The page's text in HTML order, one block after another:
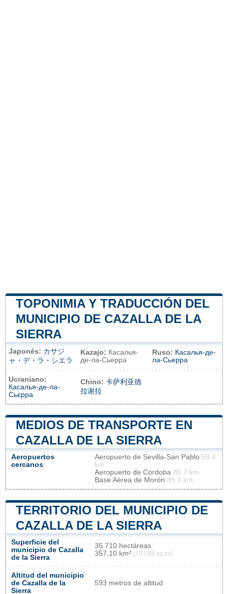
TOPONIMIA Y TRADUCCIÓN DEL
MUNICIPIO DE CAZALLA DE LA
SIERRA
Japonés: カサジ
ャ・デ・ラ・シエラ
Kazajo: Касалья-
де-ла-Сьерра
Ruso: Касалья-де-
ла-Сьерра
Ucraniano:
Касалья-де-ла-
Сьєрра
Chino: 卡萨利亚德
拉谢拉
MEDIOS DE TRANSPORTE EN
CAZALLA DE LA SIERRA
Aeropuertos
cercanos
Aeropuerto de Sevilla-San Pablo 58.4
km
Aeropuerto de Córdoba 80.7 km
Base Aérea de Morón 85.3 km
TERRITORIO DEL MUNICIPIO DE
CAZALLA DE LA SIERRA
Superficie del
municipio de Cazalla
de la Sierra
35 710 hectáreas
357,10 km² (137,88 sq mi)
Altitud del municipio
de Cazalla de la
Sierra
593 metros de altitud